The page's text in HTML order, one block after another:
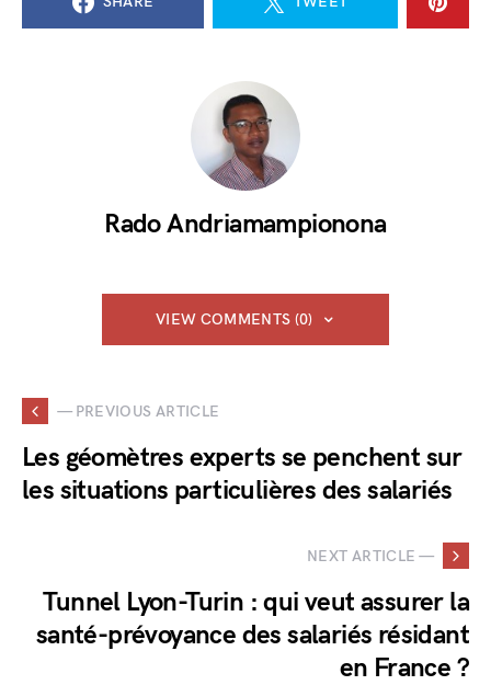
Rado Andriamampionona
VIEW COMMENTS (0)
— PREVIOUS ARTICLE
Les géomètres experts se penchent sur
les situations particulières des salariés
NEXT ARTICLE —
Tunnel Lyon-Turin : qui veut assurer la
santé-prévoyance des salariés résidant
en France ?